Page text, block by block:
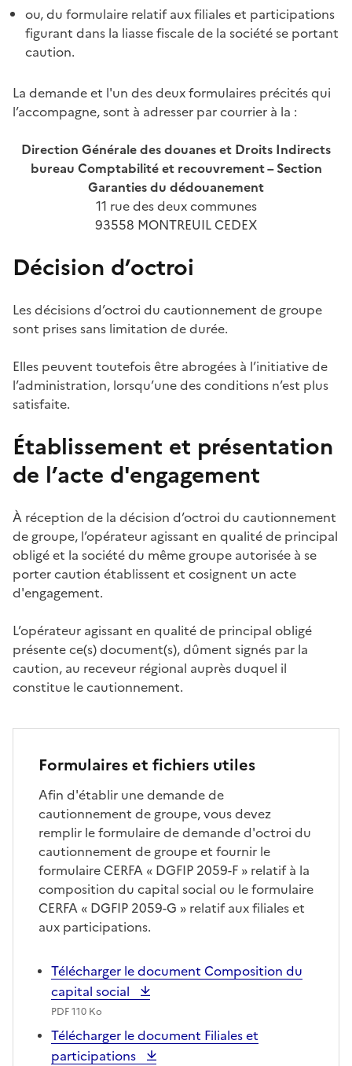
ou, du formulaire relatif aux filiales et participations
figurant dans la liasse fiscale de la société se portant
caution.
La demande et l'un des deux formulaires précités qui
l’accompagne, sont à adresser par courrier à la :
Direction Générale des douanes et Droits Indirects
bureau Comptabilité et recouvrement – Section
Garanties du dédouanement
11 rue des deux communes
93558 MONTREUIL CEDEX
Décision d’octroi
Les décisions d’octroi du cautionnement de groupe
sont prises sans limitation de durée.
Elles peuvent toutefois être abrogées à l’initiative de
l’administration, lorsqu’une des conditions n’est plus
satisfaite.
Établissement et présentation
de l’acte d'engagement
À réception de la décision d’octroi du cautionnement
de groupe, l’opérateur agissant en qualité de principal
obligé et la société du même groupe autorisée à se
porter caution établissent et cosignent un acte
d'engagement.
L’opérateur agissant en qualité de principal obligé
présente ce(s) document(s), dûment signés par la
caution, au receveur régional auprès duquel il
constitue le cautionnement.
Formulaires et fichiers utiles
Afin d'établir une demande de
cautionnement de groupe, vous devez
remplir le formulaire de demande d'octroi du
cautionnement de groupe et fournir le
formulaire CERFA « DGFIP 2059-F » relatif à la
composition du capital social ou le formulaire
CERFA « DGFIP 2059-G » relatif aux filiales et
aux participations.
Télécharger le document Composition du
capital social
PDF 110 Ko
Télécharger le document Filiales et
participations